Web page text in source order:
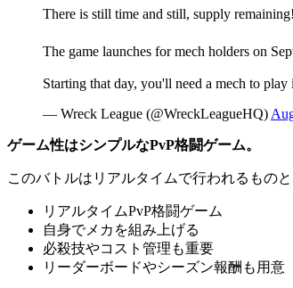
There is still time and still, supply
The game launches for mech holders on
Starting that day, you'll need a mech to
— Wreck League (@WreckLeagueHQ)
ゲーム性はシンプルなPvP格闘ゲーム。
このバトルはリアルタイムで行われるもの
リアルタイムPvP格闘ゲーム
自身でメカを組み上げる
必殺技やコスト管理も重要
リーダーボードやシーズン報酬も用意